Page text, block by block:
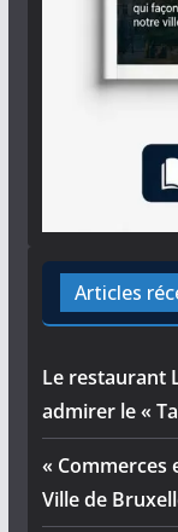
Articles
Le restaurant
admirer le «
« Commerces
Ville de